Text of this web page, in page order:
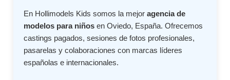
En Hollimodels Kids somos la mejoragencia de
modelos para niños en Oviedo, España. Ofrecemos
castings pagados, sesiones de fotos profesionales,
pasarelas y colaboraciones con marcas líderes
españolas e internacionales.